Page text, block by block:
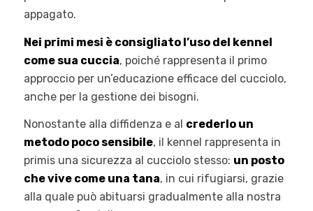
appagato.
Nei primi mesi è consigliato l’uso del kennel
come sua cuccia, poiché rappresenta il primo
approccio per un’educazione efficace del cucciolo,
anche per la gestione dei bisogni.
Nonostante alla diffidenza e al crederlo un
metodo poco sensibile, il kennel rappresenta in
primis una sicurezza al cucciolo stesso: un posto
che vive come una tana, in cui rifugiarsi, grazie
alla quale può abituarsi gradualmente alla nostra